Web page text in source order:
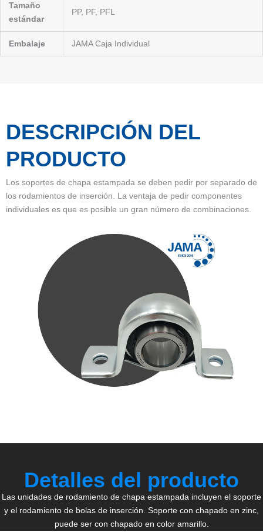
Tamaño
estándar
PP, PF, PFL
Embalaje JAMA Caja Individual
DESCRIPCIÓN DEL
PRODUCTO
Los soportes de chapa estampada se deben pedir por separado de
los rodamientos de inserción. La ventaja de pedir componentes
individuales es que es posible un gran número de combinaciones.
Detalles del producto
Las unidades de rodamiento de chapa estampada incluyen el soporte
y el rodamiento de bolas de inserción. Soporte con chapado en zinc,
puede ser con chapado en color amarillo.